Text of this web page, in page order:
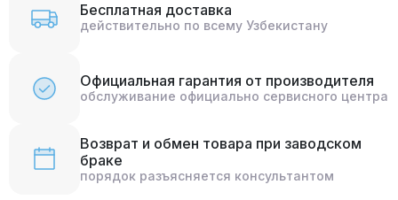
Бесплатная доставка
действительно по всему Узбекистану
Официальная гарантия от производителя
обслуживание официально сервисного центра
Возврат и обмен товара при заводском
браке
порядок разъясняется консультантом